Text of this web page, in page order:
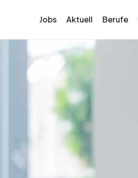
Jobs Aktuell Berufe